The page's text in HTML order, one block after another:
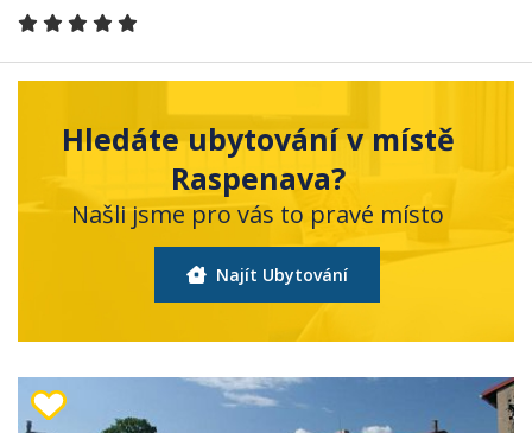
Hledáte ubytování v místě
Raspenava?
Našli jsme pro vás to pravé místo
Najít Ubytování